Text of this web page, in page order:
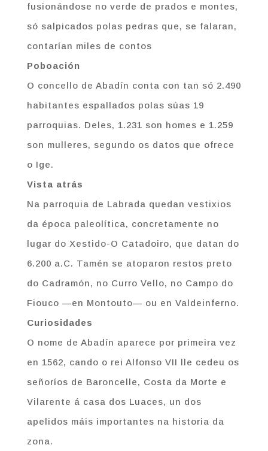
fusionándose no verde de prados e montes,
só salpicados polas pedras que, se falaran,
contarían miles de contos
Poboación
O concello de Abadín conta con tan só 2.490
habitantes espallados polas súas 19
parroquias. Deles, 1.231 son homes e 1.259
son mulleres, segundo os datos que ofrece
o Ige.
Vista atrás
Na parroquia de Labrada quedan vestixios
da época paleolítica, concretamente no
lugar do Xestido-O Catadoiro, que datan do
6.200 a.C. Tamén se atoparon restos preto
do Cadramón, no Curro Vello, no Campo do
Fiouco —en Montouto— ou en Valdeinferno.
Curiosidades
O nome de Abadín aparece por primeira vez
en 1562, cando o rei Alfonso VII lle cedeu os
señoríos de Baroncelle, Costa da Morte e
Vilarente á casa dos Luaces, un dos
apelidos máis importantes na historia da
zona.